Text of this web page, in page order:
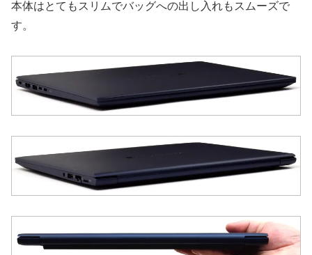
本体はとてもスリムでバッグへの出し入れもスムーズで
す。